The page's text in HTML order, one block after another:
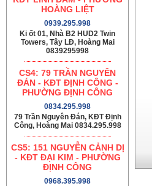
HOÀNG LIỆT
0939.295.998
Ki ốt 01, Nhà B2 HUD2 Twin
Towers, Tây LĐ, Hoàng Mai
0839295998
CS4: 79 TRẦN NGUYÊN
ĐÁN - KĐT ĐỊNH CÔNG -
PHƯỜNG ĐỊNH CÔNG
0834.295.998
79 Trần Nguyên Đán, KĐT Định
Công, Hoàng Mai 0834.295.998
CS5: 151 NGUYỄN CẢNH DỊ
- KĐT ĐẠI KIM - PHƯỜNG
ĐỊNH CÔNG
0968.395.998